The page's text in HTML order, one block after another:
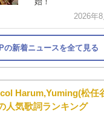
2026年8
の新着ニュースを全て見る
Harum,Yuming(松任
人気歌詞ランキング